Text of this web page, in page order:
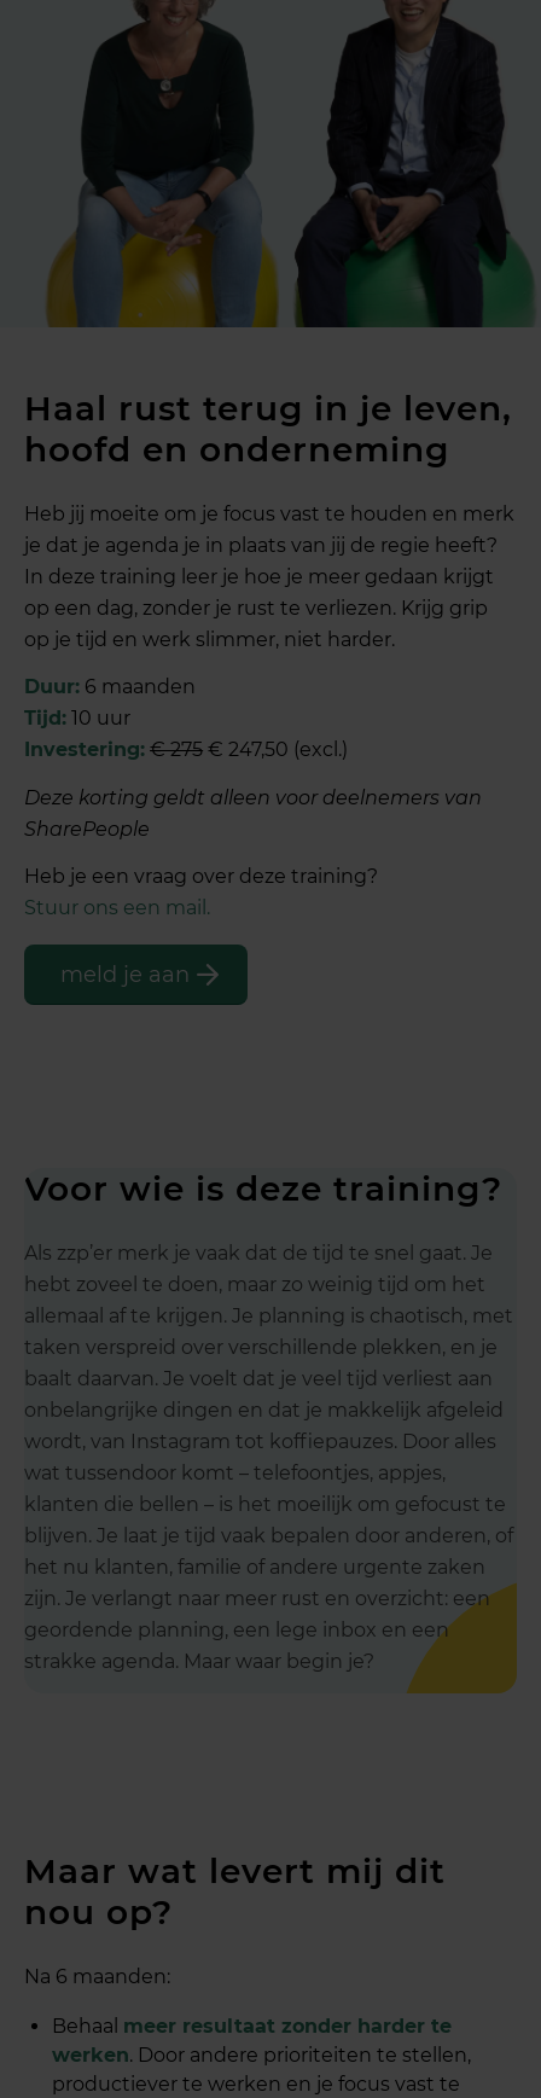
Haal rust terug in je leven,
hoofd en onderneming
Heb jij moeite om je focus vast te houden en merk
je dat je agenda je in plaats van jij de regie heeft?
In deze training leer je hoe je meer gedaan krijgt
op een dag, zonder je rust te verliezen. Krijg grip
op je tijd en werk slimmer, niet harder.
Duur: 6 maanden
Tijd: 10 uur
Investering: € 275 € 247,50 (excl.)
Deze korting geldt alleen voor deelnemers van
SharePeople
Heb je een vraag over deze training?
Stuur ons een mail.
meld je aan
Voor wie is deze training?
Als zzp’er merk je vaak dat de tijd te snel gaat. Je
hebt zoveel te doen, maar zo weinig tijd om het
allemaal af te krijgen. Je planning is chaotisch, met
taken verspreid over verschillende plekken, en je
baalt daarvan. Je voelt dat je veel tijd verliest aan
onbelangrijke dingen en dat je makkelijk afgeleid
wordt, van Instagram tot koffiepauzes. Door alles
wat tussendoor komt – telefoontjes, appjes,
klanten die bellen – is het moeilijk om gefocust te
blijven. Je laat je tijd vaak bepalen door anderen, of
het nu klanten, familie of andere urgente zaken
zijn. Je verlangt naar meer rust en overzicht: een
geordende planning, een lege inbox en een
strakke agenda. Maar waar begin je?
Maar wat levert mij dit
nou op?
Na 6 maanden:
Behaal meer resultaat zonder harder te
werken. Door andere prioriteiten te stellen,
productiever te werken en je focus vast te